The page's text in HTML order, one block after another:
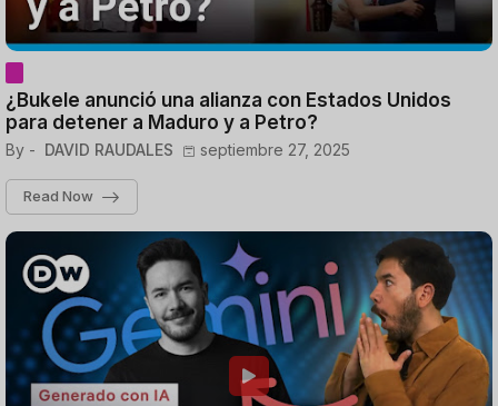
¿Bukele anunció una alianza con Estados Unidos
para detener a Maduro y a Petro?
By - DAVID RAUDALES septiembre 27, 2025
Read Now